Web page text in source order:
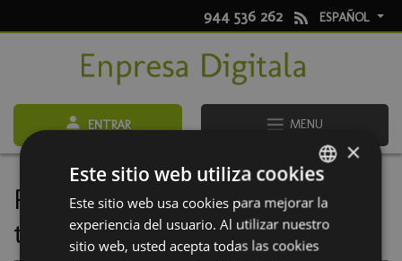
944 536 262 ESPAÑOL
ENTRAR MENU
Próximos eventos: Barnetegi
tecnológico
SPANISH
BASQUE
×
Este sitio web utiliza cookies
Este sitio web usa cookies para mejorar la
experiencia del usuario. Al utilizar nuestro
sitio web, usted acepta todas las cookies